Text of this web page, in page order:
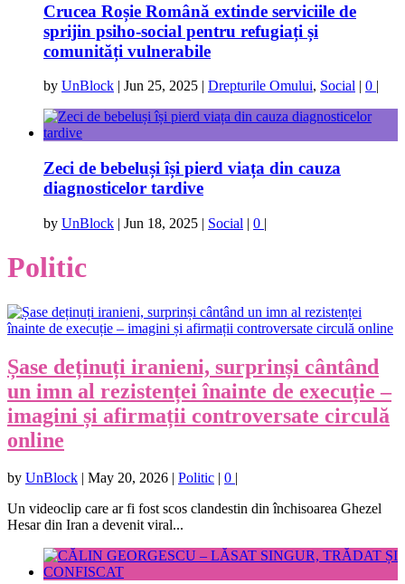
Crucea Roșie Română extinde serviciile de
sprijin psiho-social pentru refugiați și
comunități vulnerabile
by UnBlock | Jun 25, 2025 | Drepturile Omului, Social | 0 |
Zeci de bebeluși își pierd viața din cauza
diagnosticelor tardive
by UnBlock | Jun 18, 2025 | Social | 0 |
Politic
Șase deținuți iranieni, surprinși cântând
un imn al rezistenței înainte de execuție –
imagini și afirmații controversate circulă
online
by UnBlock May 20, 2026 Politic 0
Un videoclip care ar fi fost scos clandestin din închisoarea Ghezel
Hesar din Iran a devenit viral...